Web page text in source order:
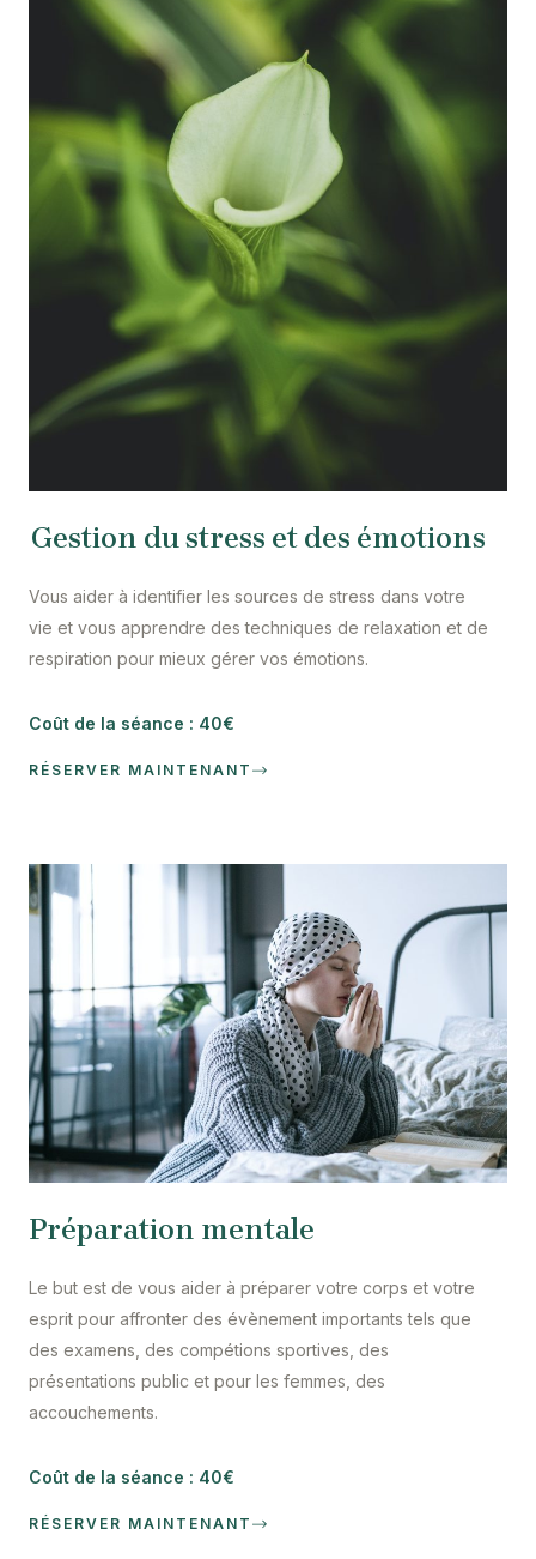
Gestion du stress et des émotions
Vous aider à identifier les sources de stress dans votre
vie et vous apprendre des techniques de relaxation et de
respiration pour mieux gérer vos émotions.
Coût de la séance : 40€
RÉSERVER MAINTENANT
Préparation mentale
Le but est de vous aider à préparer votre corps et votre
esprit pour affronter des évènement importants tels que
des examens, des compétions sportives, des
présentations public et pour les femmes, des
accouchements.
Coût de la séance : 40€
RÉSERVER MAINTENANT